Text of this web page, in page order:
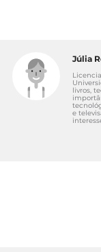
Júlia
livros,
e